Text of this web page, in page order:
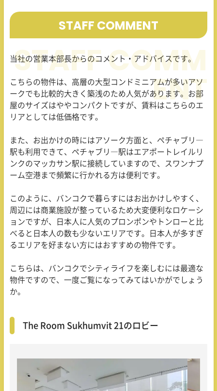
STAFF COMMENT
当社の営業本部長からのコメント・アドバイスです。
こちらの物件は、高層の大型コンドミニアムが多いアソ
ークでも比較的大きく築浅のため人気があります。お部
屋のサイズはややコンパクトですが、賃料はこちらのエ
リアとしては低価格です。
また、お出かけの時にはアソーク方面と、ペチャブリ―
駅も利用できて、ペチャブリ―駅はエアポートレイルリ
ンクのマッカサン駅に接続していますので、スワンナプ
ーム空港まで頻繁に行かれる方は便利です。
このように、バンコクで暮らすにはお出かけしやすく、
周辺には商業施設が整っているため大変便利なロケーシ
ョンですが、日本人に人気のプロンポンやトンローと比
べると日本人の数も少ないエリアです。日本人が多すぎ
るエリアを好まない方にはおすすめの物件です。
こちらは、バンコクでシティライフを楽しむには最適な
物件ですので、一度ご覧になってみてはいかがでしょう
か。
The Room Sukhumvit 21のロビー